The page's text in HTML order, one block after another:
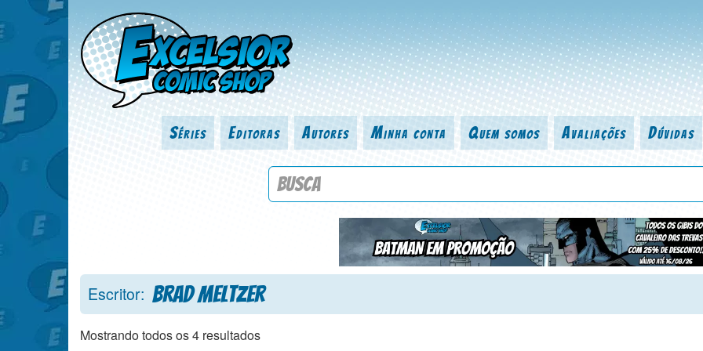
Séries Editoras Autores Minha conta Quem somos Avaliações Dúvidas
Procure por título da revista, personagem, série, escritor, desenhista, arte-
Escritor: Brad Meltzer
Mostrando todos os 4 resultados